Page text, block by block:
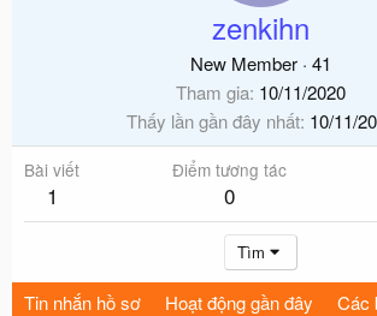
zenkihn
New Member · 41
Tham gia 10/11/2020
Thấy lần gần đây nhất 10/11/
Bài viết
1
Điểm tương tác
0
Tìm
Tin nhắn hồ sơ Hoạt động gần đây Các